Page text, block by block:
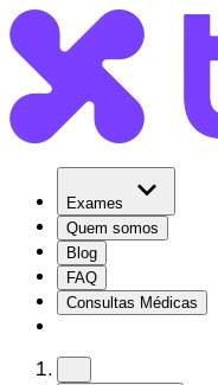
Exames
Quem somos
Blog
FAQ
Consultas Médicas